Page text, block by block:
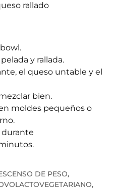
rallado
y rallada.
el queso untable y el
bien.
moldes pequeños o
durante
DE PESO,
,